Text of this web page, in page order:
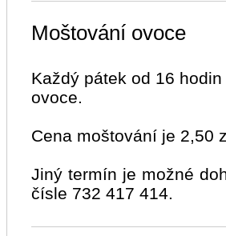
Moštování ovoce
Každý pátek od 16
ovoce.
Cena moštování je 2,50
Jiný termín je možné
čísle 732 417 414.